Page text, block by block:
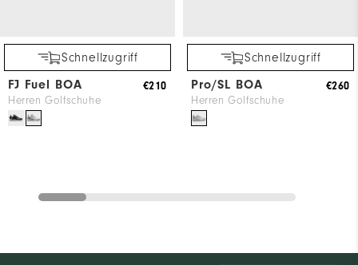
Schnellzugriff
FJ Fuel BOA
Herren Golfschuhe
€210
Schnellzugriff
Pro/SL BOA
Herren Golfschuhe
€260